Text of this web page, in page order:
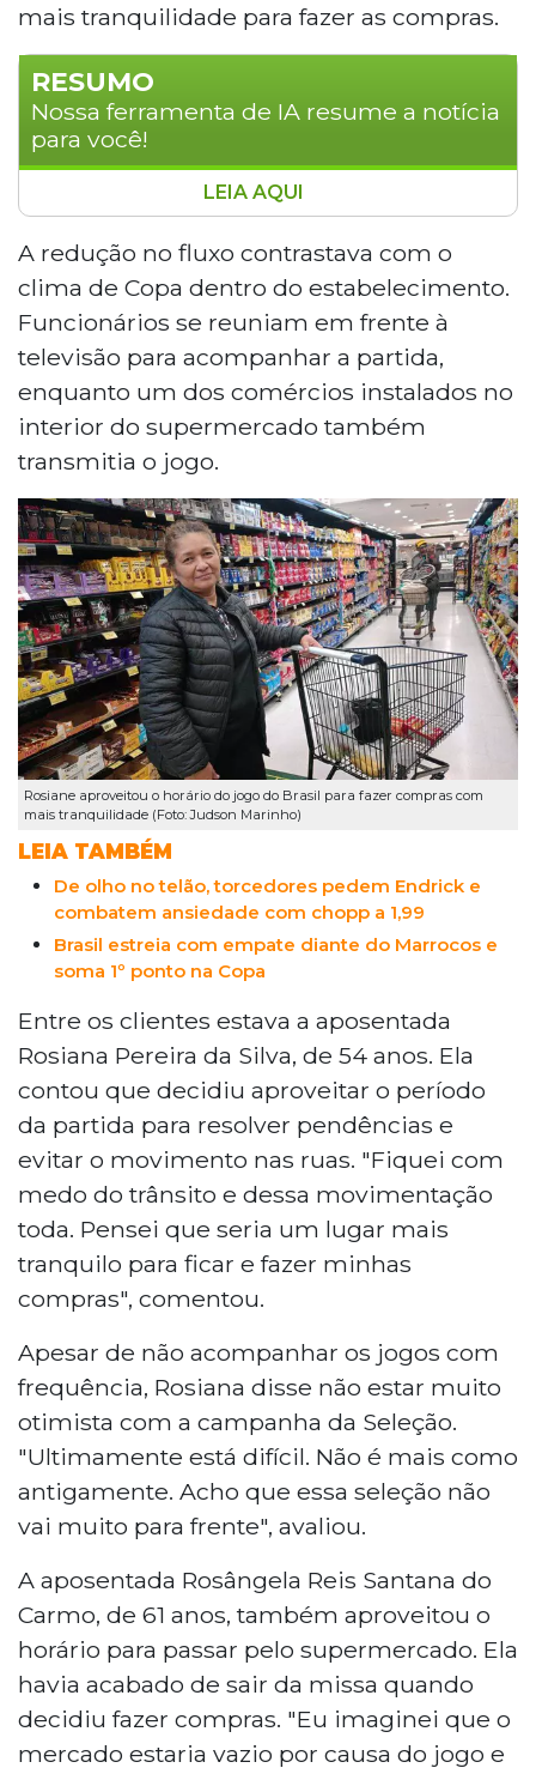
mais tranquilidade para fazer as compras.
RESUMO
Nossa ferramenta de IA resume a notícia
para você!
Durante a estreia do Brasil na Copa do
Mundo de 2026, o Supermercado
Comper da Avenida Mato Grosso, em
Campo Grande, registrou movimento
reduzido. Clientes aproveitaram o horário
do jogo para fazer compras sem filas. Em
campo, a Seleção Brasileira empatou em
1 a 1 com Marrocos no MetLife Stadium,
em Nova Jersey. Os marroquinos abriram
o placar com Saibari, e Vinícius Júnior
igualou. Brasil e Marrocos somam um
ponto cada no Grupo C.
LEIA AQUI
A redução no fluxo contrastava com o
clima de Copa dentro do estabelecimento.
Funcionários se reuniam em frente à
televisão para acompanhar a partida,
enquanto um dos comércios instalados no
interior do supermercado também
transmitia o jogo.
Rosiane aproveitou o horário do jogo do Brasil para fazer compras com
mais tranquilidade (Foto: Judson Marinho)
LEIA TAMBÉM
De olho no telão, torcedores pedem Endrick e
combatem ansiedade com chopp a 1,99
Brasil estreia com empate diante do Marrocos e
soma 1º ponto na Copa
Entre os clientes estava a aposentada
Rosiana Pereira da Silva, de 54 anos. Ela
contou que decidiu aproveitar o período
da partida para resolver pendências e
evitar o movimento nas ruas. "Fiquei com
medo do trânsito e dessa movimentação
toda. Pensei que seria um lugar mais
tranquilo para ficar e fazer minhas
compras", comentou.
Apesar de não acompanhar os jogos com
frequência, Rosiana disse não estar muito
otimista com a campanha da Seleção.
"Ultimamente está difícil. Não é mais como
antigamente. Acho que essa seleção não
vai muito para frente", avaliou.
A aposentada Rosângela Reis Santana do
Carmo, de 61 anos, também aproveitou o
horário para passar pelo supermercado. Ela
havia acabado de sair da missa quando
decidiu fazer compras. "Eu imaginei que o
mercado estaria vazio por causa do jogo e